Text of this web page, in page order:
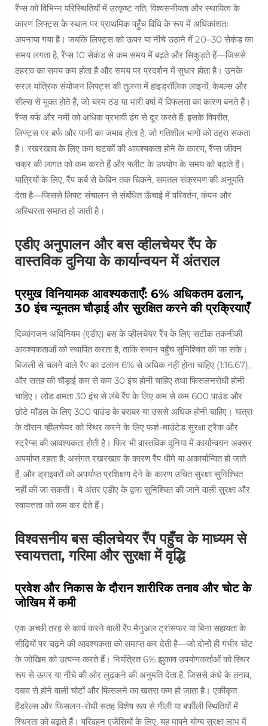
रैंप्स को विभिन्न परिस्थितियों में उत्कृष्ट गति, विश्वसनीयता और स्थायित्व के
कारण लिफ्ट्स के स्थान पर प्राथमिक पहुँच विधि के रूप में अधिकांशतः
अपनाया गया है। जबकि लिफ्ट्स को ऊपर या नीचे उठाने में 20–30 सेकंड का
समय लगता है, रैंप्स 10 सेकंड से कम समय में बढ़ते और सिकुड़ते हैं—जिससे
ठहराव का समय कम होता है और समय पर प्रदर्शन में सुधार होता है। उनके
सरल यांत्रिक संयोजन लिफ्ट्स की तुलना में हाइड्रॉलिक लाइनों, केबल्स और
सील्स से मुक्त होते हैं, जो चरम ठंड या भारी वर्षा में विफलता का कारण बनते हैं।
रैंप्स बर्फ और नमी को अधिक प्रभावी ढंग से दूर करते हैं; इसके विपरीत,
लिफ्ट्स पर बर्फ और पानी का जमाव होता है, जो गतिशील भागों को ठहरा सकता
है। रखरखाव के लिए कम घटकों की आवश्यकता होने के कारण, रैंप्स जीवन
चक्र की लागत को कम करते हैं और फ्लीट के उपयोग के समय को बढ़ाते हैं।
यात्रियों के लिए, रैंप कर्ब से केबिन तक चिकने, समतल संक्रमण की अनुमति
देता है—जिससे लिफ्ट संचालन से संबंधित ऊँचाई में परिवर्तन, कंपन और
अस्थिरता समाप्त हो जाती है।
एडीए अनुपालन और बस व्हीलचेयर रैंप के
वास्तविक दुनिया के कार्यान्वयन में अंतराल
प्रमुख विनियामक आवश्यकताएँ: 6% अधिकतम ढलान,
30 इंच न्यूनतम चौड़ाई और सुरक्षित करने की प्रक्रियाएँ
दिव्यांगजन अधिनियम (एडीए) बस के व्हीलचेयर रैंप के लिए सटीक तकनीकी
आवश्यकताओं को स्थापित करता है, ताकि समान पहुँच सुनिश्चित की जा सके।
बिजली से चलने वाले रैंप का ढलान 6% से अधिक नहीं होना चाहिए (1:16.67),
और सतह की चौड़ाई कम से कम 30 इंच होनी चाहिए तथा फिसलनरोधी होनी
चाहिए। लोड क्षमता 30 इंच से लंबे रैंप के लिए कम से कम 600 पाउंड और
छोटे मॉडल के लिए 300 पाउंड के बराबर या उससे अधिक होनी चाहिए। यात्रा
के दौरान व्हीलचेयर को स्थिर करने के लिए फर्श-माउंटेड सुरक्षा ट्रैक और
स्ट्रैप्स की आवश्यकता होती है। फिर भी वास्तविक दुनिया में कार्यान्वयन अक्सर
अपर्याप्त रहता है: असंगत रखरखाव के कारण रैंप धीमे या अकार्यान्वित हो जाते
हैं, और ड्राइवरों को अपर्याप्त प्रशिक्षण देने के कारण उचित सुरक्षा सुनिश्चित
नहीं की जा सकती। ये अंतर एडीए के द्वारा सुनिश्चित की जाने वाली सुरक्षा और
स्वायत्तता को कम कर देते हैं।
विश्वसनीय बस व्हीलचेयर रैंप पहुँच के माध्यम से
स्वायत्तता, गरिमा और सुरक्षा में वृद्धि
प्रवेश और निकास के दौरान शारीरिक तनाव और चोट के
जोखिम में कमी
एक अच्छी तरह से कार्य करने वाली रैंप मैनुअल ट्रांसफर या बिना सहायता के
सीढ़ियों पर चढ़ने की आवश्यकता को समाप्त कर देती है—जो दोनों ही गंभीर चोट
के जोखिम को उत्पन्न करते हैं। नियंत्रित 6% झुकाव उपयोगकर्ताओं को स्थिर
रूप से ऊपर या नीचे की ओर लुढ़कने की अनुमति देता है, जिससे कंधे के तनाव,
दबाव से होने वाली चोटों और फिसलने का खतरा कम हो जाता है। एकीकृत
हैंडरेल्स और फिसलन-रोधी सतह विशेष रूप से गीली या बर्फीली स्थितियों में
स्थिरता को बढ़ाते हैं। परिवहन एजेंसियों के लिए, यह मापने योग्य सुरक्षा लाभ में